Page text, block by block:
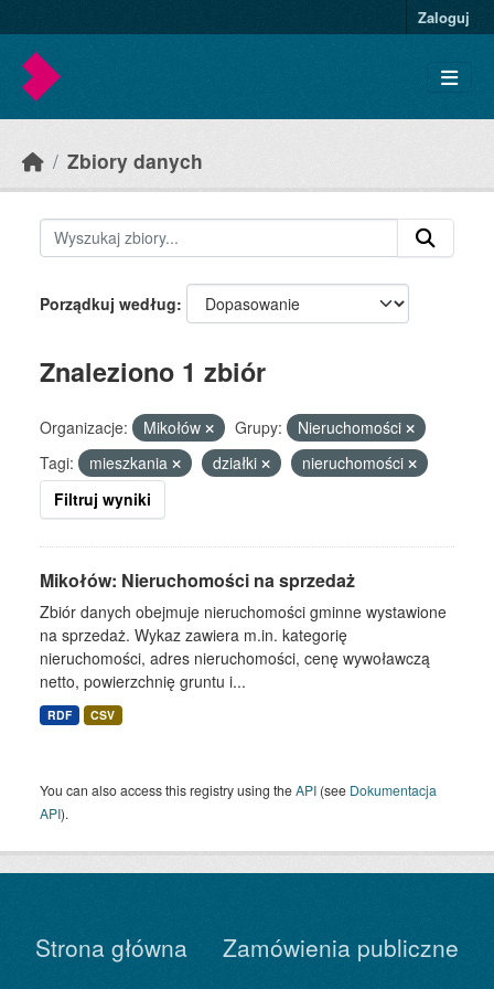
Zaloguj
Zbiory danych
Porządkuj według
Znaleziono 1 zbiór
Organizacje: Mikołów Grupy:
Nieruchomości
Tagi:
mieszkania działki
nieruchomości
Filtruj wyniki
Mikołów: Nieruchomości na sprzedaż
Zbiór danych obejmuje nieruchomości gminne wystawione
na sprzedaż. Wykaz zawiera m.in. kategorię
nieruchomości, adres nieruchomości, cenę wywoławczą
netto, powierzchnię gruntu i...
RDF CSV
You can also access this registry using theAPI (see Dokumentacja
API).
Strona główna
Zamówienia publiczne